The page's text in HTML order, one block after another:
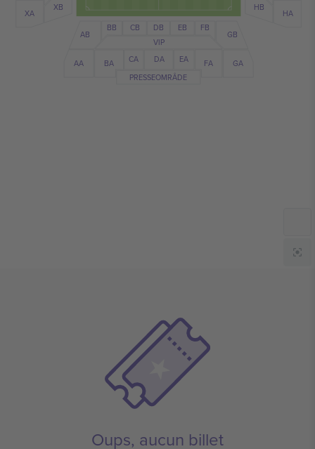
CB DB EB
AB
BB FB
GB
CA DA EA
BA FA
AA GA
XB HB
XA HA
VIP
PRESSEOMRÅDE
Oups, aucun billet